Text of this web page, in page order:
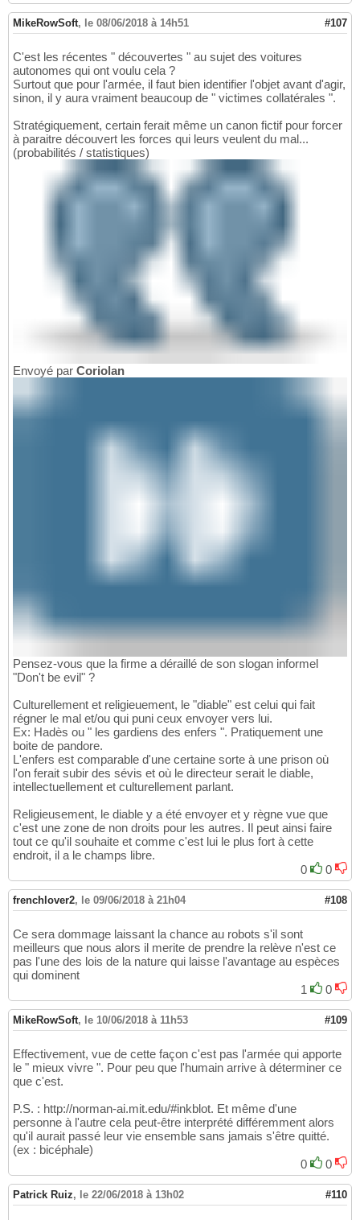
MikeRowSoft, le 08/06/2018 à 14h51 #107
C'est les récentes " découvertes " au sujet des voitures
autonomes qui ont voulu cela ?
Surtout que pour l'armée, il faut bien identifier l'objet avant d'agir,
sinon, il y aura vraiment beaucoup de " victimes collatérales ".
Stratégiquement, certain ferait même un canon fictif pour forcer
à paraitre découvert les forces qui leurs veulent du mal...
(probabilités / statistiques)
Envoyé par Coriolan
Pensez-vous que la firme a déraillé de son slogan informel
"Don't be evil" ?
Culturellement et religieuement, le "diable" est celui qui fait
régner le mal et/ou qui puni ceux envoyer vers lui.
Ex: Hadès ou " les gardiens des enfers ". Pratiquement une
boite de pandore.
L'enfers est comparable d'une certaine sorte à une prison où
l'on ferait subir des sévis et où le directeur serait le diable,
intellectuellement et culturellement parlant.
Religieusement, le diable y a été envoyer et y règne vue que
c'est une zone de non droits pour les autres. Il peut ainsi faire
tout ce qu'il souhaite et comme c'est lui le plus fort à cette
endroit, il a le champs libre.
0
0
frenchlover2, le 09/06/2018 à 21h04 #108
Ce sera dommage laissant la chance au robots s'il sont
meilleurs que nous alors il merite de prendre la relève n'est ce
pas l'une des lois de la nature qui laisse l'avantage au espèces
qui dominent
1
0
MikeRowSoft, le 10/06/2018 à 11h53 #109
Effectivement, vue de cette façon c'est pas l'armée qui apporte
le " mieux vivre ". Pour peu que l'humain arrive à déterminer ce
que c'est.
P.S. : http://norman-ai.mit.edu/#inkblot. Et même d'une
personne à l'autre cela peut-être interprété différemment alors
qu'il aurait passé leur vie ensemble sans jamais s'être quitté.
(ex : bicéphale)
0
0
Patrick Ruiz, le 22/06/2018 à 13h02 #110